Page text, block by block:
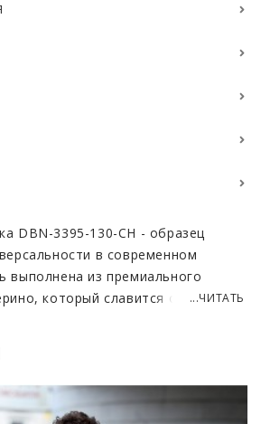
DBN-3395-130-CH - образец
в современном
выполнена из премиального
который славится особой
природными свойствами
сохраняет тепло даже в
...ЧИТАТЬ